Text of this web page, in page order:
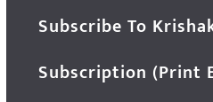
Subscribe To
Subscription (Print